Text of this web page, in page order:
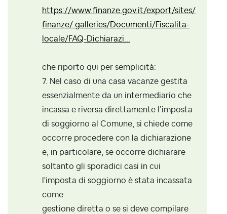
https://www.finanze.gov.it/export/sites/
finanze/.galleries/Documenti/Fiscalita-
locale/FAQ-Dichiarazi...
che riporto qui per semplicità:
7. Nel caso di una casa vacanze gestita
essenzialmente da un intermediario che
incassa e riversa direttamente l’imposta
di soggiorno al Comune, si chiede come
occorre procedere con la dichiarazione
e, in particolare, se occorre dichiarare
soltanto gli sporadici casi in cui
l'imposta di soggiorno è stata incassata
come
gestione diretta o se si deve compilare